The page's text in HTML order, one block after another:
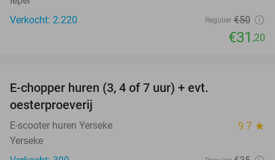
Verkocht: 2.220
Regulier €50
€31 ,20
E-chopper huren (3, 4 of 7 uur) + evt.
oesterproeverij
E-scooter huren Yerseke 9.7 star
Yerseke